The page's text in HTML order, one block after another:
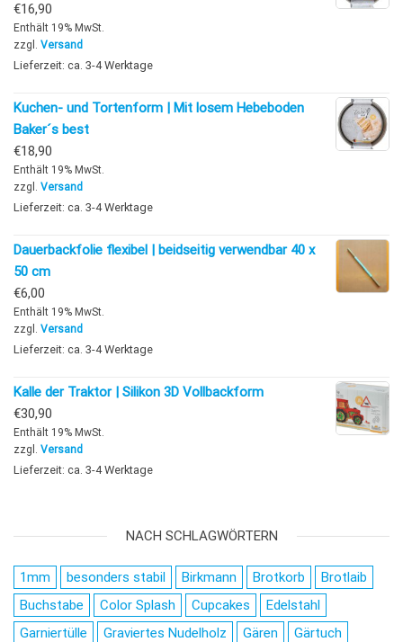
€16,90
Enthält 19% MwSt.
zzgl. Versand
Lieferzeit: ca. 3-4 Werktage
Kuchen- und Tortenform | Mit losem Hebeboden
Baker´s best
€18,90
Enthält 19% MwSt.
zzgl. Versand
Lieferzeit: ca. 3-4 Werktage
Dauerbackfolie flexibel | beidseitig verwendbar 40 x
50 cm
€6,00
Enthält 19% MwSt.
zzgl. Versand
Lieferzeit: ca. 3-4 Werktage
Kalle der Traktor | Silikon 3D Vollbackform
€30,90
Enthält 19% MwSt.
zzgl. Versand
Lieferzeit: ca. 3-4 Werktage
NACH SCHLAGWÖRTERN
1mm besonders stabil Birkmann Brotkorb
Brotlaib
Buchstabe
Color Splash Cupcakes
Edelstahl
Garniertülle
Graviertes Nudelholz Gären
Gärtuch